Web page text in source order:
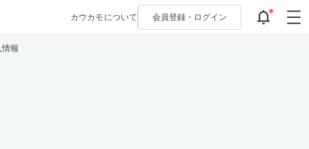
カウカモについて 会員登録・ ログイン
報